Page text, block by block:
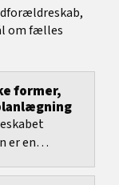
om fælles
former,
er en